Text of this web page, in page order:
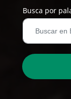
Busca por